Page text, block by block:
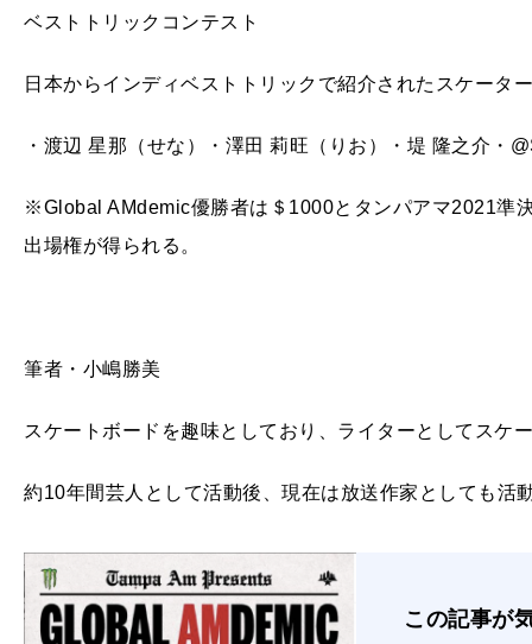
ベストトリックコンテスト
日本からインディベストトリックで紹介されたスケータ
・渡辺 星那（せな）・澤田 莉旺（りお）・堤 隆之介・
※Global AMdemic優勝者は＄1000とタンパアマ2021準
出場権が得られる。
筆者・小嶋勝美
スケートボードを趣味としており、ライターとしてスケ
約10年間芸人として活動後、現在は放送作家としても活
この記事が